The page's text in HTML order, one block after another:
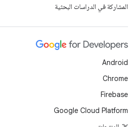
المشاركة في الدراسات البحثية
Android
Chrome
Firebase
Google Cloud Platform